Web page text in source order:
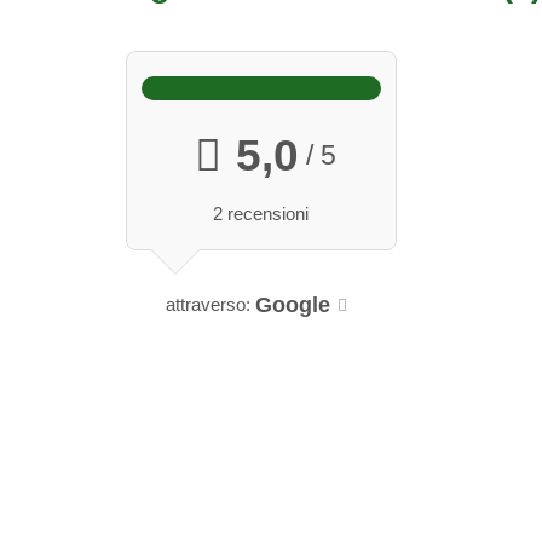
5,0 / 5
2 recensioni
attraverso: Google